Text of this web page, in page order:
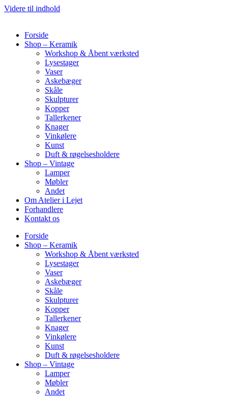
Videre til indhold
Forside
Shop – Keramik
Workshop & Åbent værksted
Lysestager
Vaser
Askebæger
Skåle
Skulpturer
Kopper
Tallerkener
Knager
Vinkølere
Kunst
Duft & røgelsesholdere
Shop – Vintage
Lamper
Møbler
Andet
Om Atelier i Lejet
Forhandlere
Kontakt os
Forside
Shop – Keramik
Workshop & Åbent værksted
Lysestager
Vaser
Askebæger
Skåle
Skulpturer
Kopper
Tallerkener
Knager
Vinkølere
Kunst
Duft & røgelsesholdere
Shop – Vintage
Lamper
Møbler
Andet